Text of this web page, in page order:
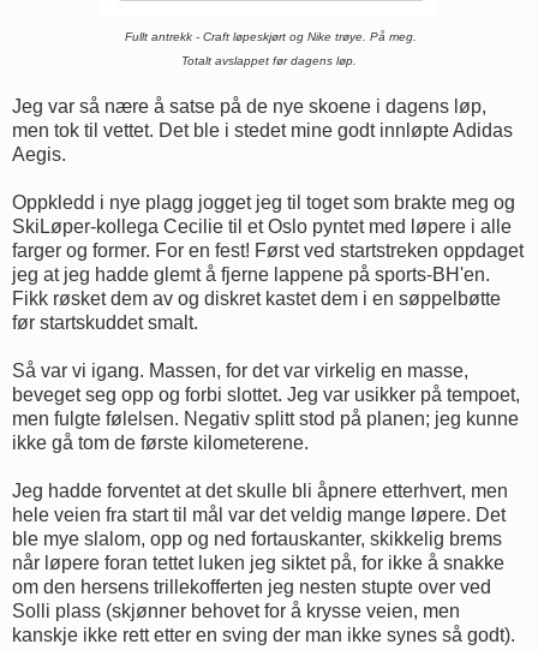
Fullt antrekk - Craft løpeskjørt og Nike trøye. På meg.
Totalt avslappet før dagens løp.
Jeg var så nære å satse på de nye skoene i dagens løp,
men tok til vettet. Det ble i stedet mine godt innløpte Adidas
Aegis.
Oppkledd i nye plagg jogget jeg til toget som brakte meg og
SkiLøper-kollega Cecilie til et Oslo pyntet med løpere i alle
farger og former. For en fest! Først ved startstreken oppdaget
jeg at jeg hadde glemt å fjerne lappene på sports-BH'en.
Fikk røsket dem av og diskret kastet dem i en søppelbøtte
før startskuddet smalt.
Så var vi igang. Massen, for det var virkelig en masse,
beveget seg opp og forbi slottet. Jeg var usikker på tempoet,
men fulgte følelsen. Negativ splitt stod på planen; jeg kunne
ikke gå tom de første kilometerene.
Jeg hadde forventet at det skulle bli åpnere etterhvert, men
hele veien fra start til mål var det veldig mange løpere. Det
ble mye slalom, opp og ned fortauskanter, skikkelig brems
når løpere foran tettet luken jeg siktet på, for ikke å snakke
om den hersens trillekofferten jeg nesten stupte over ved
Solli plass (skjønner behovet for å krysse veien, men
kanskje ikke rett etter en sving der man ikke synes så godt).